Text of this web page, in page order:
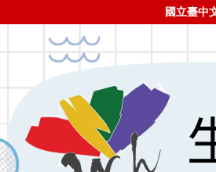
國立臺中